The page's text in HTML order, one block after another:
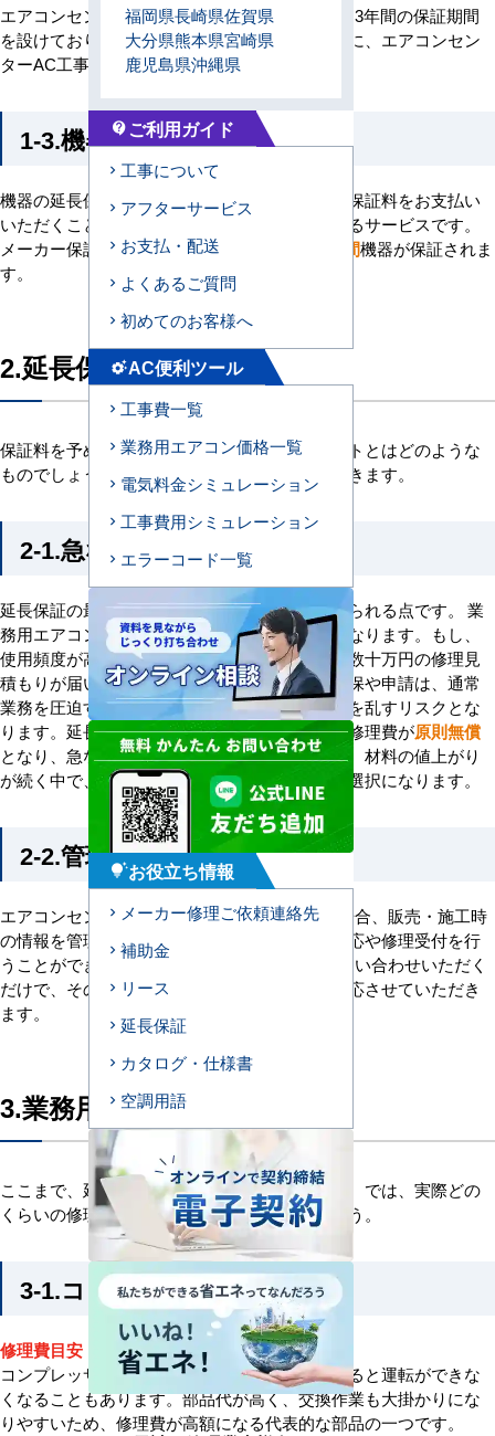
エアコンセンターACが施工した箇所において、3年間の保証期間
を設けております。保証料はなく、工事完了後に、エアコンセン
ターAC工事保証書を発行しております。
1-3.機器の延長保証
機器の延長保証とは、保証期間や馬力に応じた保証料をお支払い
いただくことで、機器の修理費用を追加保証するサービスです。
メーカー保証1年+延長保証最大9年で、計
10年間機器が保証されま
す。
2.延長保証の必要性
保証料を予め払ってまで延長保証に入るメリットとはどのような
ものでしょうか。延長保証のメリットを見ていきます。
2-1.急な出費を抑える
延長保証の最大のメリットは、急な出費を抑えられる点です。 業
務用エアコンの修理費は、家庭用とは大きく異なります。もし、
使用頻度が高くなる時期にエアコンが故障し、数十万円の修理見
積もりが届いたらどうでしょうか。急な予算確保や申請は、通常
業務を圧迫するだけでなく、キャッシュフローを乱すリスクとな
ります。延長保証に加入することで、期間中の修理費が原則無償
となり、急な出費の心配がなくなります。また、材料の値上がり
が続く中で、変動する修理費を抑えられる賢い選択になります。
2-2.管理のしやすさ
エアコンセンターACの延長保証へ加入された場合、販売・施工時
の情報を管理しているため、スムーズに保証対応や修理受付を行
うことができます。エアコンセンターACへお問い合わせいただく
だけで、その後のアフターフォローを迅速に対応させていただき
ます。
3.業務用エアコンの修理費
ここまで、延長保証のメリットを見てきました。では、実際どの
くらいの修理費がかかるのかを見ていきましょう。
3-1.コンプレッサー（圧縮機）
修理費目安：約300,000円～
コンプレッサーはエアコンの心臓部で、故障すると運転ができな
くなることもあります。部品代が高く、交換作業も大掛かりにな
りやすいため、修理費が高額になる代表的な部品の一つです。
福岡県長崎県佐賀県
大分県熊本県宮崎県
鹿児島県沖縄県
contact_support ご利用ガイド
工事について
アフターサービス
お支払・配送
よくあるご質問
初めてのお客様へ
settings_suggestAC便利ツール
工事費一覧
業務用エアコン価格一覧
電気料金シミュレーション
工事費用シミュレーション
エラーコード一覧
tips_and_updatesお役立ち情報
メーカー修理ご依頼連絡先
補助金
リース
延長保証
カタログ・仕様書
空調用語